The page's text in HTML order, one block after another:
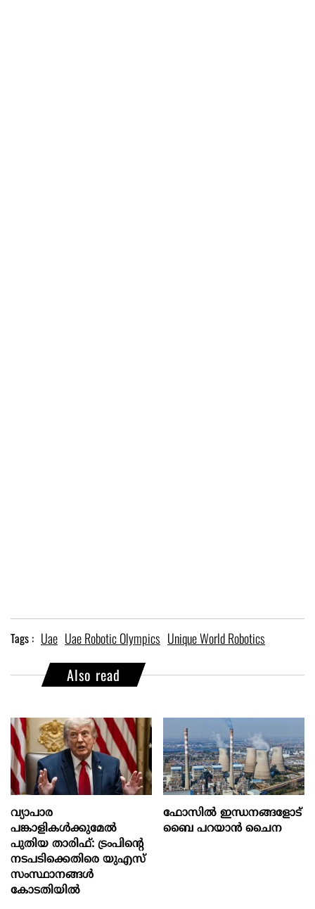
Tags : Uae Uae Robotic Olympics Unique World Robotics
Also read
വ്യാപാര
പങ്കാളികൾക്കുമേൽ
പുതിയ താരിഫ്: ട്രംപിന്‍റെ
നടപടിക്കെതിരെ യുഎസ്
സംസ്ഥാനങ്ങൾ
കോടതിയിൽ
ഫോസിൽ ഇന്ധനങ്ങളോട്
ബൈ പറയാൻ ചൈന